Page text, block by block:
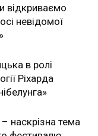
відкриваємо
невідомої
в ролі
Ріхарда
наскрізна тема